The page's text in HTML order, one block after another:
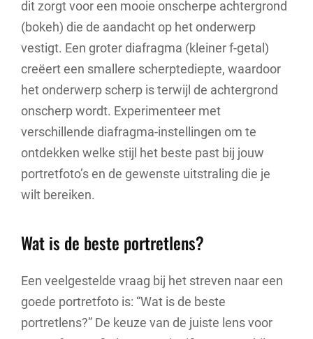
dit zorgt voor een mooie onscherpe achtergrond
(bokeh) die de aandacht op het onderwerp
vestigt. Een groter diafragma (kleiner f-getal)
creëert een smallere scherptediepte, waardoor
het onderwerp scherp is terwijl de achtergrond
onscherp wordt. Experimenteer met
verschillende diafragma-instellingen om te
ontdekken welke stijl het beste past bij jouw
portretfoto’s en de gewenste uitstraling die je
wilt bereiken.
Wat is de beste portretlens?
Een veelgestelde vraag bij het streven naar een
goede portretfoto is: “Wat is de beste
portretlens?” De keuze van de juiste lens voor